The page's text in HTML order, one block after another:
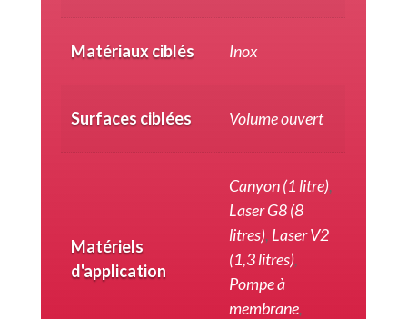
Matériaux ciblés Inox
Surfaces ciblées Volume ouvert
Matériels
d'application
Canyon (1 litre),
Laser G8 (8
litres), Laser V2
(1,3 litres),
Pompe à
membrane,